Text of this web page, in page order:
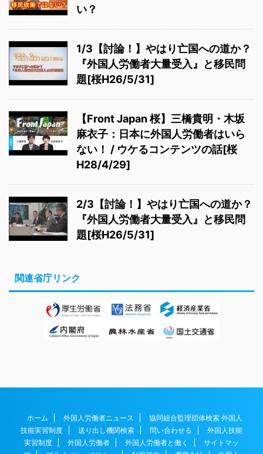
い？
1/3【討論！】やはり亡国への道か？
『外国人労働者大量受入』と移民問
題[桜H26/5/31]
【Front Japan 桜】三橋貴明・木坂
麻衣子：日本に外国人労働者はいら
ない！ / ウケるコンテンツの話[桜
H28/4/29]
2/3【討論！】やはり亡国への道か？
『外国人労働者大量受入』と移民問
題[桜H26/5/31]
関連省庁リンク
ホーム 外国人労働者ニュース
協同組合監理団体検索 外国人
技能実習制度
送り出し機関検索 問い合わせる
外国人技能
実習制度
外国人労働者 外国人労働者と働く
サイトマッ